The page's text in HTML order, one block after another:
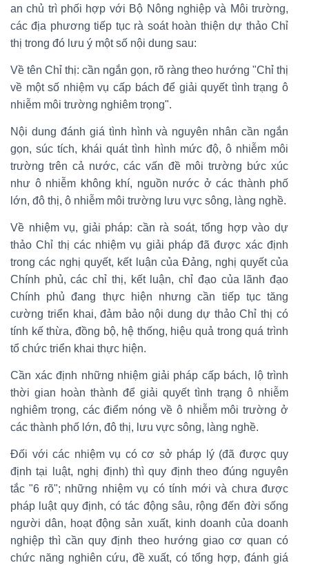
an chủ trì phối hợp với Bộ Nông nghiệp và Môi trường,
các địa phương tiếp tục rà soát hoàn thiện dự thảo Chỉ
thị trong đó lưu ý một số nội dung sau:
Về tên Chỉ thị: cần ngắn gọn, rõ ràng theo hướng "Chỉ thị
về một số nhiệm vụ cấp bách để giải quyết tình trạng ô
nhiễm môi trường nghiêm trọng".
Nội dung đánh giá tình hình và nguyên nhân cần ngắn
gọn, súc tích, khái quát tình hình mức độ, ô nhiễm môi
trường trên cả nước, các vấn đề môi trường bức xúc
như ô nhiễm không khí, nguồn nước ở các thành phố
lớn, đô thị, ô nhiễm môi trường lưu vực sông, làng nghề.
Về nhiệm vụ, giải pháp: cần rà soát, tổng hợp vào dự
thảo Chỉ thị các nhiệm vụ giải pháp đã được xác định
trong các nghị quyết, kết luận của Đảng, nghị quyết của
Chính phủ, các chỉ thị, kết luận, chỉ đạo của lãnh đạo
Chính phủ đang thực hiện nhưng cần tiếp tục tăng
cường triển khai, đảm bảo nội dung dự thảo Chỉ thị có
tính kế thừa, đồng bộ, hệ thống, hiệu quả trong quá trình
tổ chức triển khai thực hiện.
Cần xác định những nhiệm giải pháp cấp bách, lộ trình
thời gian hoàn thành để giải quyết tình trạng ô nhiễm
nghiêm trọng, các điểm nóng về ô nhiễm môi trường ở
các thành phố lớn, đô thị, lưu vực sông, làng nghề.
Đối với các nhiệm vụ có cơ sở pháp lý (đã được quy
định tại luật, nghị định) thì quy định theo đúng nguyên
tắc "6 rõ"; những nhiệm vụ có tính mới và chưa được
pháp luật quy định, có tác động sâu, rộng đến đời sống
người dân, hoạt động sản xuất, kinh doanh của doanh
nghiệp thì cần quy định theo hướng giao cơ quan có
chức năng nghiên cứu, đề xuất, có tổng hợp, đánh giá